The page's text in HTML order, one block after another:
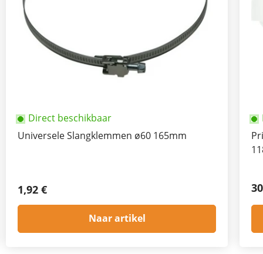
Direct beschikbaar
Universele Slangklemmen ø60 165mm
1,92 €
Naar artikel